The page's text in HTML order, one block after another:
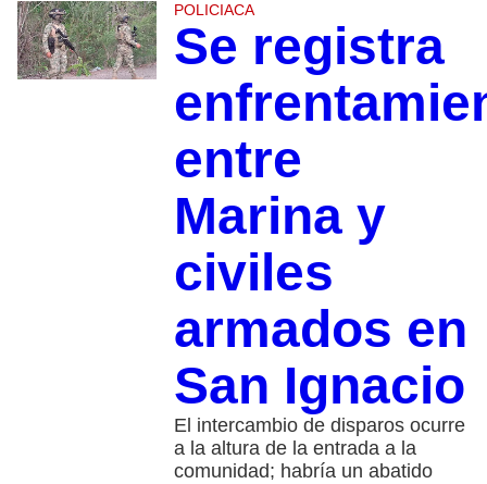
POLICIACA
Se registra
entre
Marina y
civiles
armados en
San Ignacio
El intercambio de disparos ocurre
a la altura de la entrada a la
comunidad; habría un abatido